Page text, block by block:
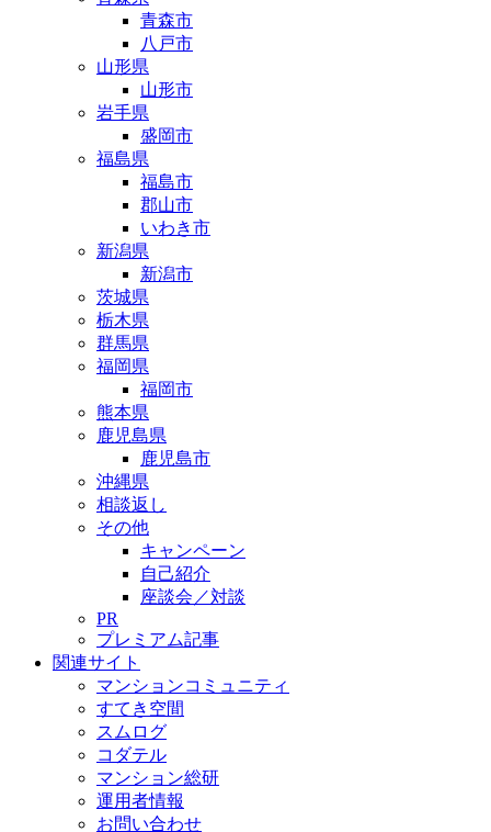
青森市
八戸市
山形県
山形市
岩手県
盛岡市
福島県
福島市
郡山市
いわき市
新潟県
新潟市
茨城県
栃木県
群馬県
福岡県
福岡市
熊本県
鹿児島県
鹿児島市
沖縄県
相談返し
その他
キャンペーン
自己紹介
座談会／対談
PR
プレミアム記事
関連サイト
マンションコミュニティ
すてき空間
スムログ
コダテル
マンション総研
運用者情報
お問い合わせ